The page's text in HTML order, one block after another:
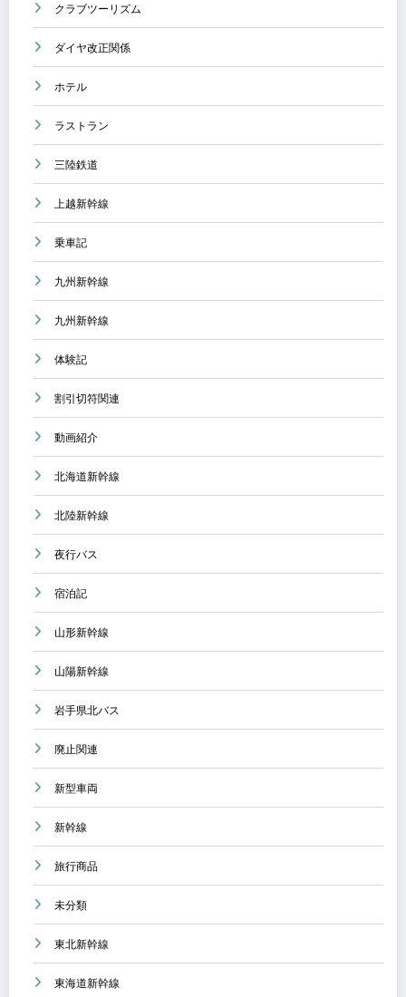
クラブツーリズム
ダイヤ改正関係
ホテル
ラストラン
三陸鉄道
上越新幹線
乗車記
九州新幹線
九州新幹線
体験記
割引切符関連
動画紹介
北海道新幹線
北陸新幹線
夜行バス
宿泊記
山形新幹線
山陽新幹線
岩手県北バス
廃止関連
新型車両
新幹線
旅行商品
未分類
東北新幹線
東海道新幹線